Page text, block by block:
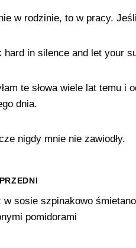
w rodzinie, to w pracy.
hard in silence and let your
te słowa wiele lat temu i
dnia.
nigdy mnie nie zawiodły.
w sosie szpinakowo
pomidorami